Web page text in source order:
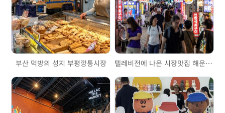
부산 먹방의 성지 부평깡통시장 텔레비전에 나온 시장맛집 해운대시장